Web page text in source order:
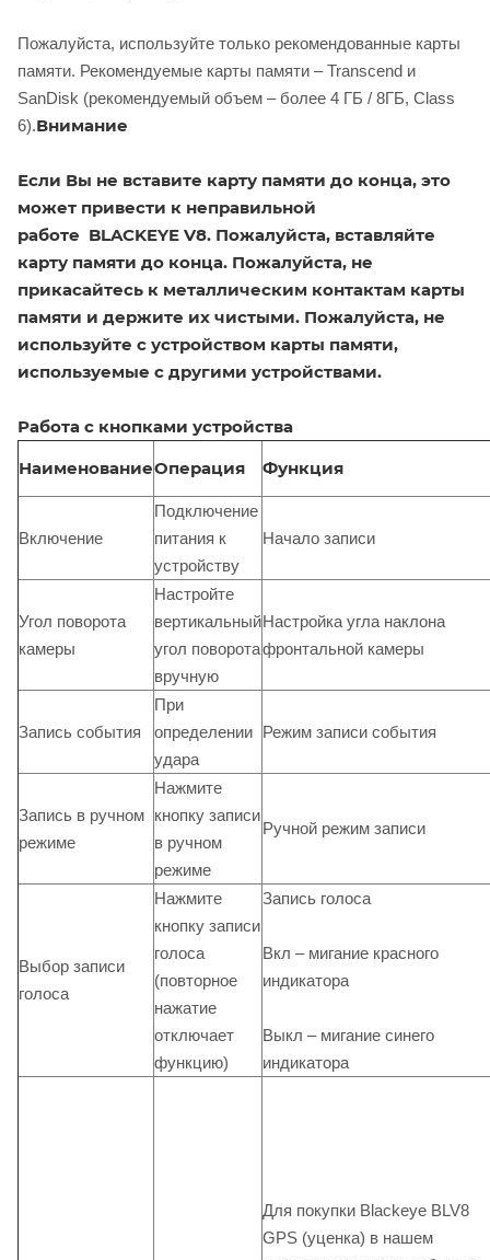
Пожалуйста, используйте только рекомендованные карты
памяти. Рекомендуемые карты памяти – Transcend и
SanDisk (рекомендуемый объем – более 4 ГБ / 8ГБ, Class
6).Внимание
Если Вы не вставите карту памяти до конца, это
может привести к неправильной
работе BLACKEYE V8. Пожалуйста, вставляйте
карту памяти до конца. Пожалуйста, не
прикасайтесь к металлическим контактам карты
памяти и держите их чистыми. Пожалуйста, не
используйте с устройством карты памяти,
используемые с другими устройствами.
Работа с кнопками устройства
НаименованиеОперация Функция
Включение
Подключение
питания к
устройству
Начало записи
Угол поворота
камеры
Настройте
вертикальный
угол поворота
вручную
Настройка угла наклона
фронтальной камеры
Запись события
При
определении
удара
Режим записи события
Запись в ручном
режиме
Нажмите
кнопку записи
в ручном
режиме
Ручной режим записи
Выбор записи
голоса
Нажмите
кнопку записи
голоса
(повторное
нажатие
отключает
функцию)
Запись голоса
Вкл – мигание красного
индикатора
Выкл – мигание синего
индикатора
Для покупки Blackeye BLV8
GPS (уценка) в нашем